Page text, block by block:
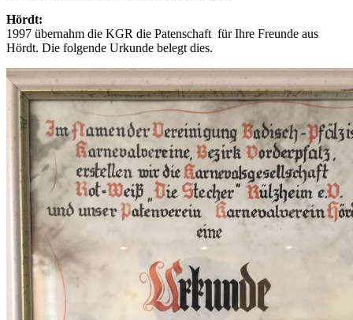
Hördt:
1997 übernahm die KGR die Patenschaft für Ihre Freunde aus
Hördt. Die folgende Urkunde belegt dies.